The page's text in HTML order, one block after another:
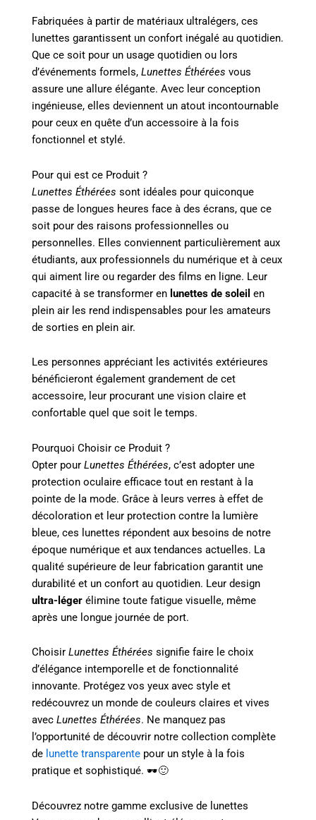
Fabriquées à partir de matériaux ultralégers, ces
lunettes garantissent un confort inégalé au quotidien.
Que ce soit pour un usage quotidien ou lors
d’événements formels, Lunettes Éthérées vous
assure une allure élégante. Avec leur conception
ingénieuse, elles deviennent un atout incontournable
pour ceux en quête d’un accessoire à la fois
fonctionnel et stylé.
Pour qui est ce Produit ?
Lunettes Éthérées sont idéales pour quiconque
passe de longues heures face à des écrans, que ce
soit pour des raisons professionnelles ou
personnelles. Elles conviennent particulièrement aux
étudiants, aux professionnels du numérique et à ceux
qui aiment lire ou regarder des films en ligne. Leur
capacité à se transformer en lunettes de soleil en
plein air les rend indispensables pour les amateurs
de sorties en plein air.
Les personnes appréciant les activités extérieures
bénéficieront également grandement de cet
accessoire, leur procurant une vision claire et
confortable quel que soit le temps.
Pourquoi Choisir ce Produit ?
Opter pour Lunettes Éthérées, c’est adopter une
protection oculaire efficace tout en restant à la
pointe de la mode. Grâce à leurs verres à effet de
décoloration et leur protection contre la lumière
bleue, ces lunettes répondent aux besoins de notre
époque numérique et aux tendances actuelles. La
qualité supérieure de leur fabrication garantit une
durabilité et un confort au quotidien. Leur design
ultra-léger élimine toute fatigue visuelle, même
après une longue journée de port.
Choisir Lunettes Éthérées signifie faire le choix
d’élégance intemporelle et de fonctionnalité
innovante. Protégez vos yeux avec style et
redécouvrez un monde de couleurs claires et vives
avec Lunettes Éthérées. Ne manquez pas
l’opportunité de découvrir notre collection complète
de lunette transparente pour un style à la fois
pratique et sophistiqué. 🕶️🙂
Découvrez notre gamme exclusive de lunettes